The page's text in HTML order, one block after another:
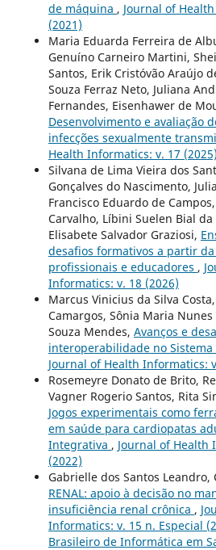
de máquina , Journal of
(2021)
Maria Eduarda Ferreira de
Genuíno Carneiro Martini,
Santos, Erik Cristóvão Araújo
Souza Ferraz Neto, Juliana
Fernandes, Eisenhawer de
Desenvolvimento e avaliação
infecções sexualmente
Health Informatics: v. 17 (2025)
Silvana de Lima Vieira dos
Gonçalves do Nascimento,
Francisco Eduardo de
Carvalho, Líbini Suelen Bial da
Elisabete Salvador Graziosi,
desafios formativos a partir
profissionais e educadores ,
Informatics: v. 18 (2026)
Marcus Vinicius da Silva
Camargos, Sônia Maria
Souza Mendes, Avanços e
interoperabilidade no Sistema
Journal of Health Informatics:
Rosemeyre Donato de Brito,
Vagner Rogerio Santos, Rita
Jogos experimentais como
em saúde para cardiopatas
Integrativa , Journal of Health
(2022)
Gabrielle dos Santos Leandro,
RENAL: apoio à decisão no
insuficiência renal crônica ,
Informatics: v. 15 n. Especial
Brasileiro de Informática em